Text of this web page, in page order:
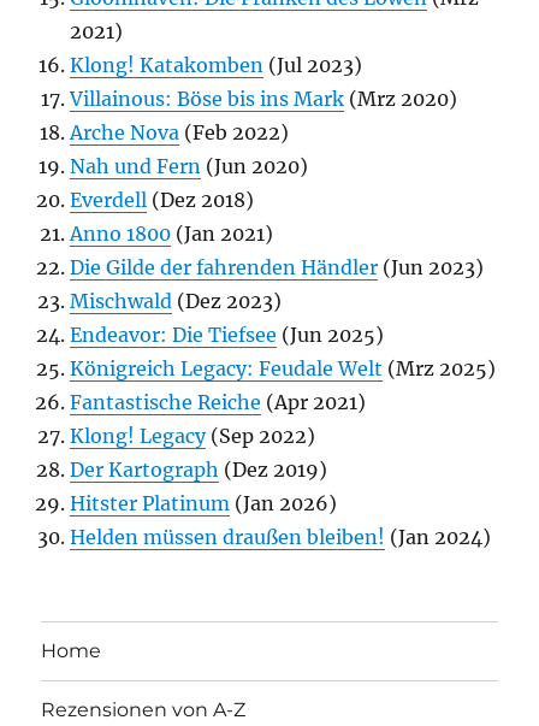
2021)
Klong! Katakomben (Jul 2023)
Villainous: Böse bis ins Mark (Mrz 2020)
Arche Nova (Feb 2022)
Nah und Fern (Jun 2020)
Everdell (Dez 2018)
Anno 1800 (Jan 2021)
Die Gilde der fahrenden Händler (Jun 2023)
Mischwald (Dez 2023)
Endeavor: Die Tiefsee (Jun 2025)
Königreich Legacy: Feudale Welt (Mrz 2025)
Fantastische Reiche (Apr 2021)
Klong! Legacy(Sep 2022)
Der Kartograph (Dez 2019)
Hitster Platinum (Jan 2026)
Helden müssen draußen bleiben! (Jan 2024)
Home
Rezensionen von A-Z